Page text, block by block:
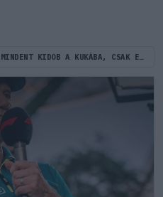
ADRIAN NEWEY MINDENT KIDOB A KUKÁBA, CSAK EGYETLEN ALKATRÉSZ MARAD MEG A KATASZTROFÁLIS ASTON MARTINON